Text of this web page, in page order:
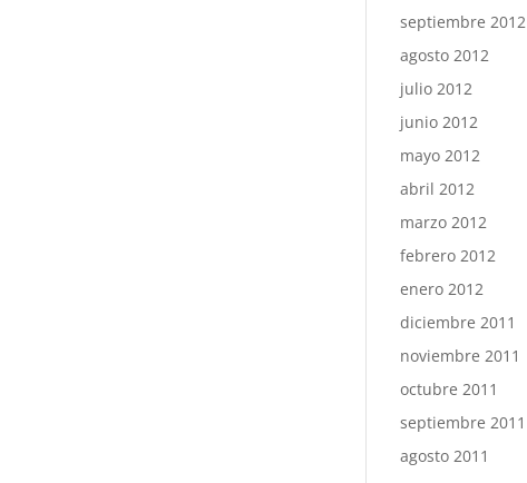
septiembre 2012
agosto 2012
julio 2012
junio 2012
mayo 2012
abril 2012
marzo 2012
febrero 2012
enero 2012
diciembre 2011
noviembre 2011
octubre 2011
septiembre 2011
agosto 2011